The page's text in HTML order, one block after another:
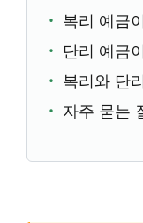
복리 예금
단리 예금
복리와 단
자주 묻는